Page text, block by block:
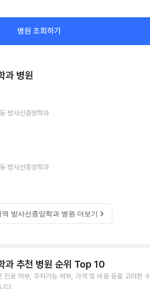
병원 조회하기
과 병원
방사선종양학과
방사선종양학과
역 방사선종양학과 병원 더보기
과 추천 병원 순위 Top 10
진료 여부, 주차가능 여부, 가격 및 비용 등을 고려한
다.